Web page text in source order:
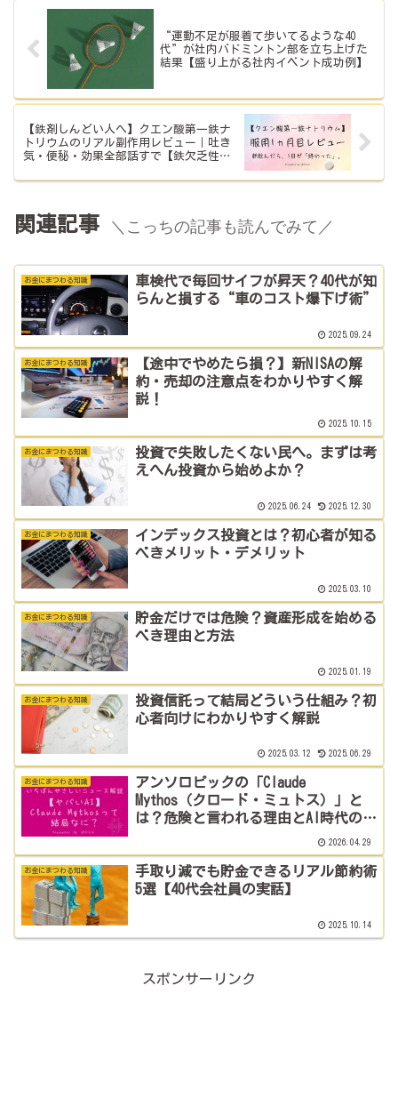
“運動不足が服着て歩いてるような40
代”が社内バドミントン部を立ち上げた
結果【盛り上がる社内イベント成功例】
【鉄剤しんどい人へ】クエン酸第一鉄ナ
トリウムのリアル副作用レビュー｜吐き
気・便秘・効果全部話すで【鉄欠乏性貧
関連記事 ＼こっちの記事も読んでみて／
お金にまつわる知識
車検代で毎回サイフが昇天？40代が知
らんと損する“車のコスト爆下げ術”
2025.09.24
お金にまつわる知識
【途中でやめたら損？】新NISAの解
約・売却の注意点をわかりやすく解
説！
2025.10.15
お金にまつわる知識
投資で失敗したくない民へ。まずは考
えへん投資から始めよか？
2025.06.24 2025.12.30
お金にまつわる知識
インデックス投資とは？初心者が知る
べきメリット・デメリット
2025.03.10
お金にまつわる知識
貯金だけでは危険？資産形成を始める
べき理由と方法
2025.01.19
お金にまつわる知識
投資信託って結局どういう仕組み？初
心者向けにわかりやすく解説
2025.03.12 2025.06.29
お金にまつわる知識
アンソロピックの「Claude
Mythos（クロード・ミュトス）」と
は？危険と言われる理由とAI時代のセ
2026.04.29
お金にまつわる知識
手取り減でも貯金できるリアル節約術
5選【40代会社員の実話】
2025.10.14
スポンサーリンク